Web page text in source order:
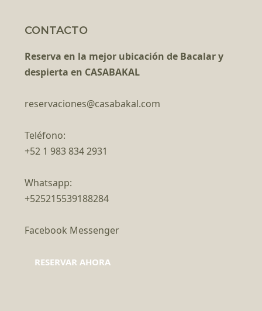
CONTACTO
Reserva en la mejor ubicación de Bacalar y
despierta en CASABAKAL
reservaciones@casabakal.com
Teléfono:
+52 1 983 834 2931
Whatsapp:
+525215539188284
Facebook Messenger
RESERVAR AHORA